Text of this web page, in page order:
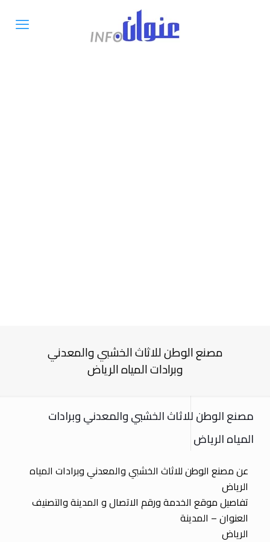
مصنع الوطن للاثاث الخشبي والمعدني
وبرادات المياه الرياض
مصنع الوطن للاثاث الخشبي والمعدني وبرادات
المياه الرياض
عن مصنع الوطن للاثاث الخشبي والمعدني وبرادات المياه
الرياض
تفاصيل موقع الخدمة ورقم الاتصال و المدينة والتصنيف
العنوان – المدينة
الرياض